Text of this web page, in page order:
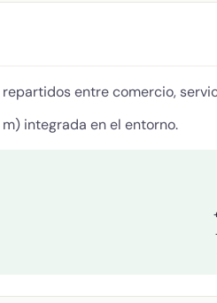
entre comercio,
integrada en el entorno.